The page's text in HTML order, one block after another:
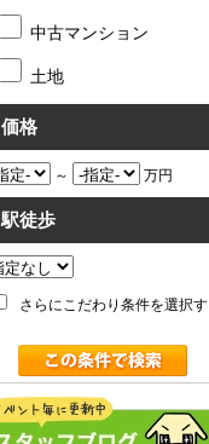
中古マンション
土地
価格
～ 万円
駅徒歩
さらにこだわり条件を選択す